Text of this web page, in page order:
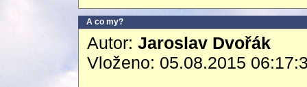
A co my?
Autor: Jaroslav Dvořák
Vloženo: 05.08.2015